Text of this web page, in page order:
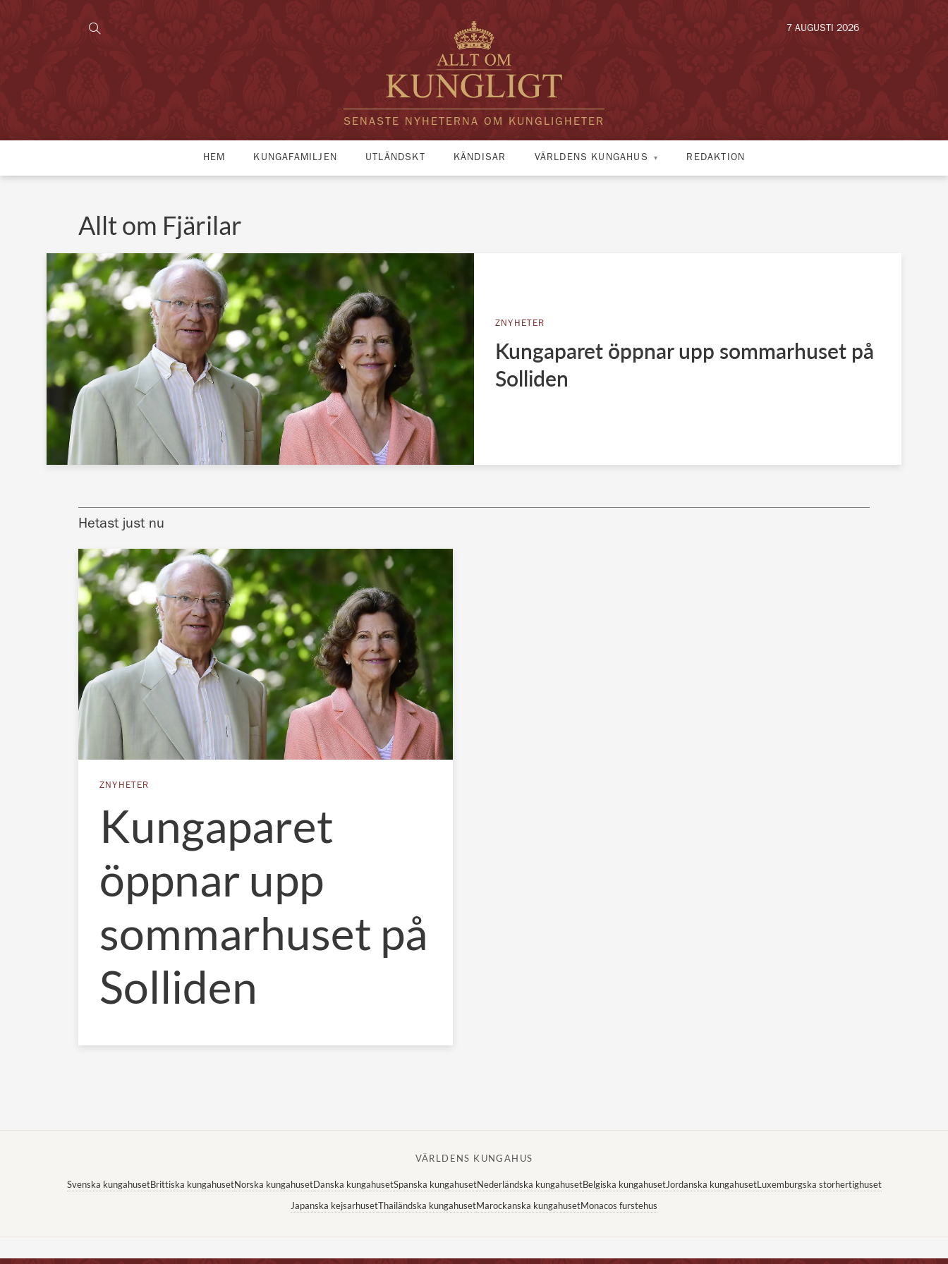
SENASTE NYHETERNA OM KUNGLIGHETER
7 AUGUSTI 2026
HEM KUNGAFAMILJEN UTLÄNDSKT KÄNDISAR VÄRLDENS KUNGAHUS REDAKTION
Allt om Fjärilar
ZNYHETER
Kungaparet öppnar upp sommarhuset på
Solliden
Hetast just nu
ZNYHETER
Kungaparet
öppnar upp
sommarhuset på
Solliden
VÄRLDENS KUNGAHUS
Svenska kungahusetBrittiska kungahusetNorska kungahusetDanska kungahusetSpanska kungahusetNederländska kungahusetBelgiska kungahusetJordanska kungahusetLuxemburgska storhertighuset
Japanska kejsarhusetThailändska kungahusetMarockanska kungahusetMonacos furstehus